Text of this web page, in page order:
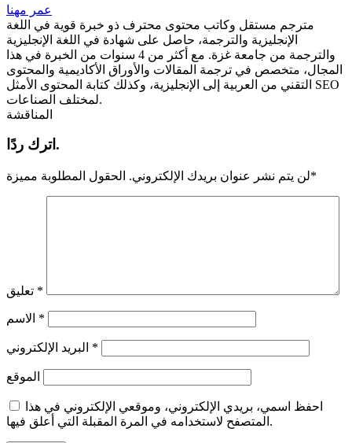
عمر مهنا
مترجم مستقل وكاتب محتوى محترف ذو خبرة قوية في اللغة
الإنجليزية والترجمة، حاصل على شهادة في اللغة الإنجليزية
والترجمة من جامعة غزة. مع أكثر من 4 سنوات من الخبرة في هذا
المجال، متخصص في ترجمة المقالات والأوراق الأكاديمية والمحتوى
التقني من العربية إلى الإنجليزية، وكذلك كتابة المحتوى الأمثل SEO
لمختلف الصناعات.
المناقشة
اترك ردًا.
لن يتم نشر عنوان بريدك الإلكتروني. الحقول المطلوبة مميزة *
*
*
*
الموقع
احفظ اسمي، بريدي الإلكتروني، وموقعي الإلكتروني في هذا
المتصفح لاستخدامه في المرة المقبلة التي أعلق فيها.